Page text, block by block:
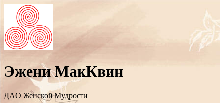
Эжени МакКвин
ДAO Женской Мудрости